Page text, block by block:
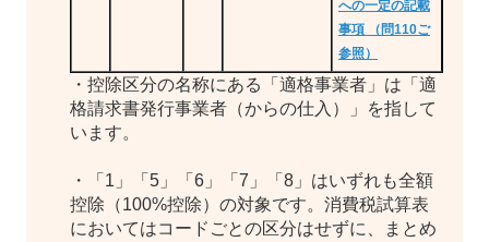
への一定の記載
事項 （問110ご
参照）
・控除区分の名称にある「適格事業者」は「適
格請求書発行事業者（からの仕入）」を指して
います。
・「1」「5」「6」「7」「8」はいずれも全額
控除（100%控除）の対象です。消費税試算表
においてはコードごとの区分はせずに、まとめ